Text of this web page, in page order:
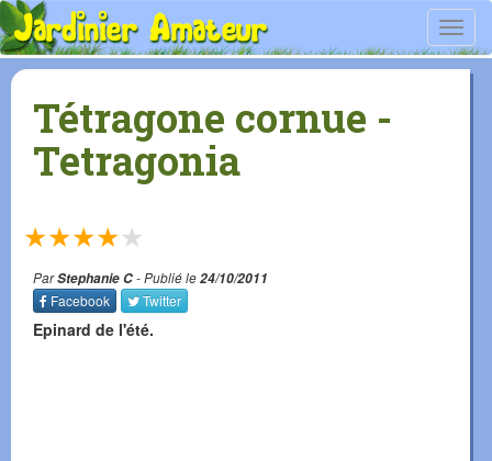
Tétragone cornue -
Tetragonia
★
★
★
★
★
ParStephanie C- Publié le24/10/2011
Facebook
Twitter
Epinard de l'été.